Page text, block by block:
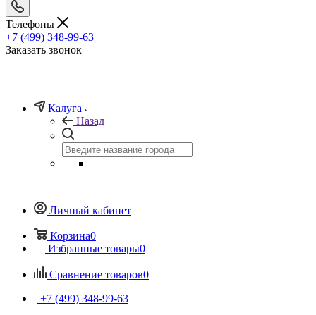
Телефоны
+7 (499) 348-99-63
Заказать звонок
Калуга
Назад
Личный кабинет
Корзина0
Избранные товары0
Сравнение товаров0
+7 (499) 348-99-63